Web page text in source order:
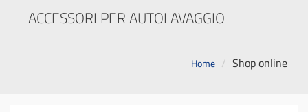
ACCESSORI PER AUTOLAVAGGIO
Home Shop online